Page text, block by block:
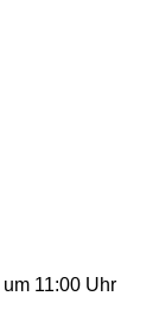
11:00 Uhr